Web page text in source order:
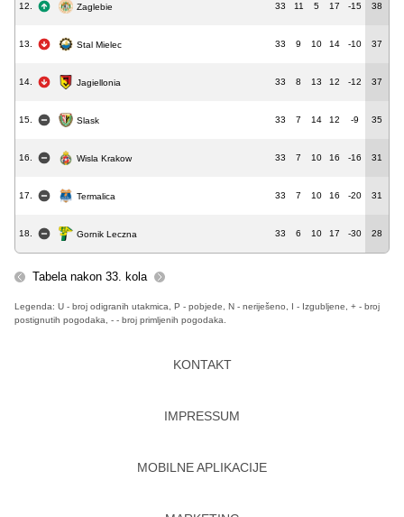
12. Zaglebie 33 11 5 17 -15 38
13. Stal Mielec 33 9 10 14 -10 37
14. Jagiellonia 33 8 13 12 -12 37
15. Slask 33 7 14 12 -9 35
16. Wisla Krakow 33 7 10 16 -16 31
17. Termalica 33 7 10 16 -20 31
18. Gornik Leczna 33 6 10 17 -30 28
Tabela nakon 33. kola
Legenda: U - broj odigranih utakmica, P - pobjede, N - neriješeno, I - Izgubljene, + - broj
postignutih pogodaka, - - broj primljenih pogodaka.
KONTAKT
IMPRESSUM
MOBILNE APLIKACIJE